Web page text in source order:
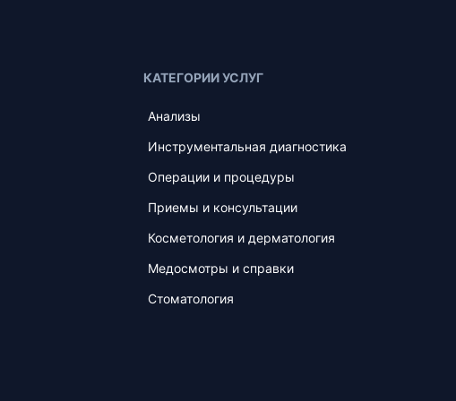
КАТЕГОРИИ УСЛУГ
Анализы
Инструментальная диагностика
Операции и процедуры
Приемы и консультации
Косметология и дерматология
Медосмотры и справки
Стоматология